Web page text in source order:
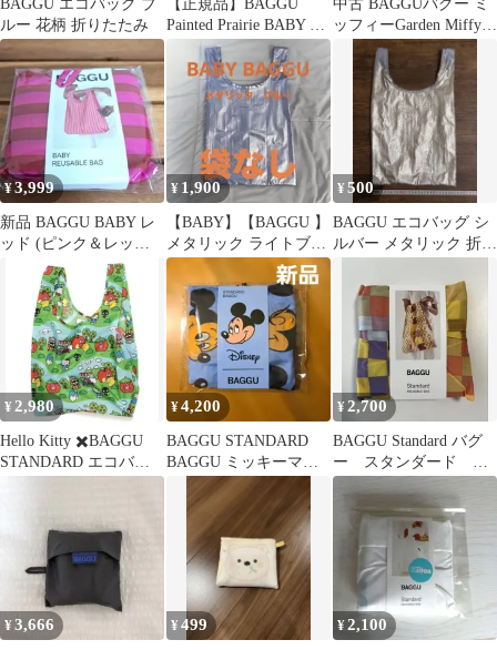
BAGGU エコバッグ ブ
ルー 花柄 折りたたみ
【正規品】BAGGU
Painted Prairie BABY エ
コバッグ
中古 BAGGUバグー ミ
ッフィーGarden Miffy
スタンダード
¥3,999
新品 BAGGU BABY レ
ッド (ピンク＆レッド
ペイントストライプ)
¥ 1,900
【BABY】【BAGGU 】
メタリック ライトブル
ー【袋なし】
¥500
BAGGU エコバッグ シ
ルバー メタリック 折り
¥ 2,980
Hello Kitty ✖️BAGGU
STANDARD エコバッ
¥4,200
BAGGU STANDARD
BAGGU ミッキーマウ
ス エコバッグ
¥2,700
BAGGU Standard バグ
ー スタンダード チ
ェック マルチカラー
¥3,666 ¥499 ¥2,100